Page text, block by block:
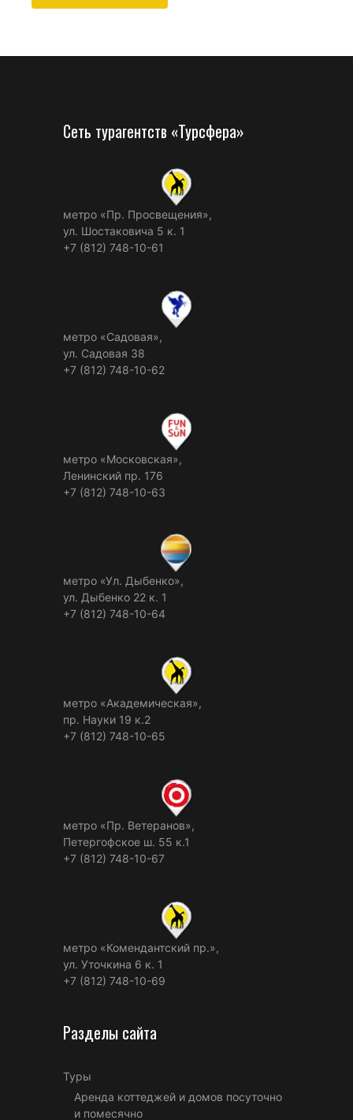
Сеть турагентств «Турсфера»
метро «Пр. Просвещения»,
ул. Шостаковича 5 к. 1
+7 (812) 748-10-61
метро «Садовая»,
ул. Садовая 38
+7 (812) 748-10-62
метро «Московская»,
Ленинский пр. 176
+7 (812) 748-10-63
метро «Ул. Дыбенко»,
ул. Дыбенко 22 к. 1
+7 (812) 748-10-64
метро «Академическая»,
пр. Науки 19 к.2
+7 (812) 748-10-65
метро «Пр. Ветеранов»,
Петергофское ш. 55 к.1
+7 (812) 748-10-67
метро «Комендантский пр.»,
ул. Уточкина 6 к. 1
+7 (812) 748-10-69
Разделы сайта
Туры
Аренда коттеджей и домов посуточно
и помесячно